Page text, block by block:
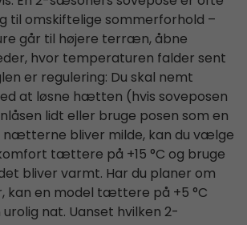
til omskiftelige sommerforhold –
går til højere terræn, åbne
hvor temperaturen falder sent
er regulering: Du skal nemt
at løsne hætten (hvis soveposen
lidt eller bruge posen som en
nætterne bliver milde, kan du vælge
tættere på +15 °C og bruge
bliver varmt. Har du planer om
kan en model tættere på +5 °C
nat. Uanset hvilken 2-